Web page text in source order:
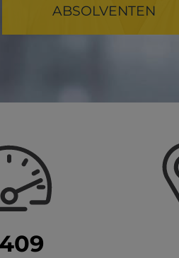
ABSOLVENTEN